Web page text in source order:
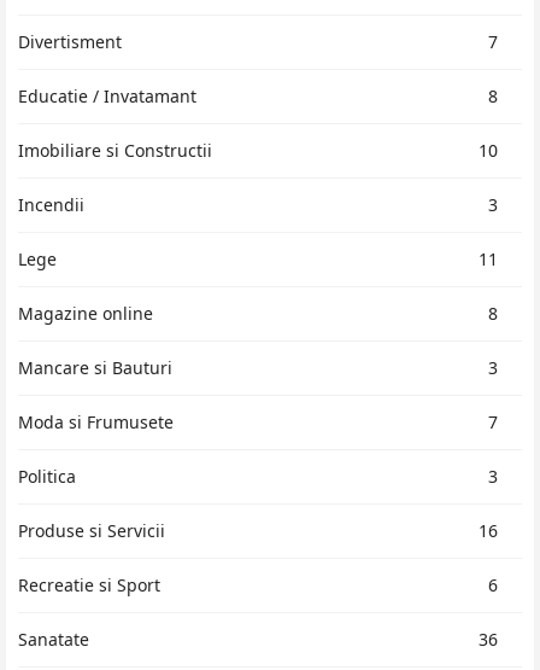
Divertisment 7
Educatie / Invatamant 8
Imobiliare si Constructii 10
Incendii 3
Lege 11
Magazine online 8
Mancare si Bauturi 3
Moda si Frumusete 7
Politica 3
Produse si Servicii 16
Recreatie si Sport 6
Sanatate 36